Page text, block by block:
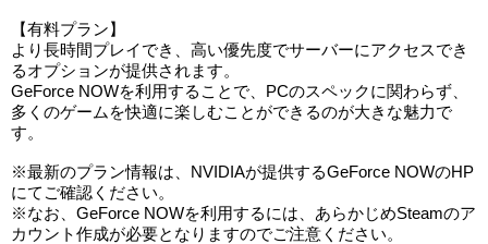
【有料プラン】
より長時間プレイでき、高い優先度でサーバーにアクセスでき
るオプションが提供されます。
GeForce NOWを利用することで、PCのスペックに関わらず、
多くのゲームを快適に楽しむことができるのが大きな魅力で
す。
※最新のプラン情報は、NVIDIAが提供するGeForce NOWのHP
にてご確認ください。
※なお、GeForce NOWを利用するには、あらかじめSteamのア
カウント作成が必要となりますのでご注意ください。